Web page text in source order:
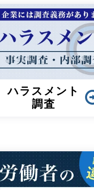
ハラスメント
調査